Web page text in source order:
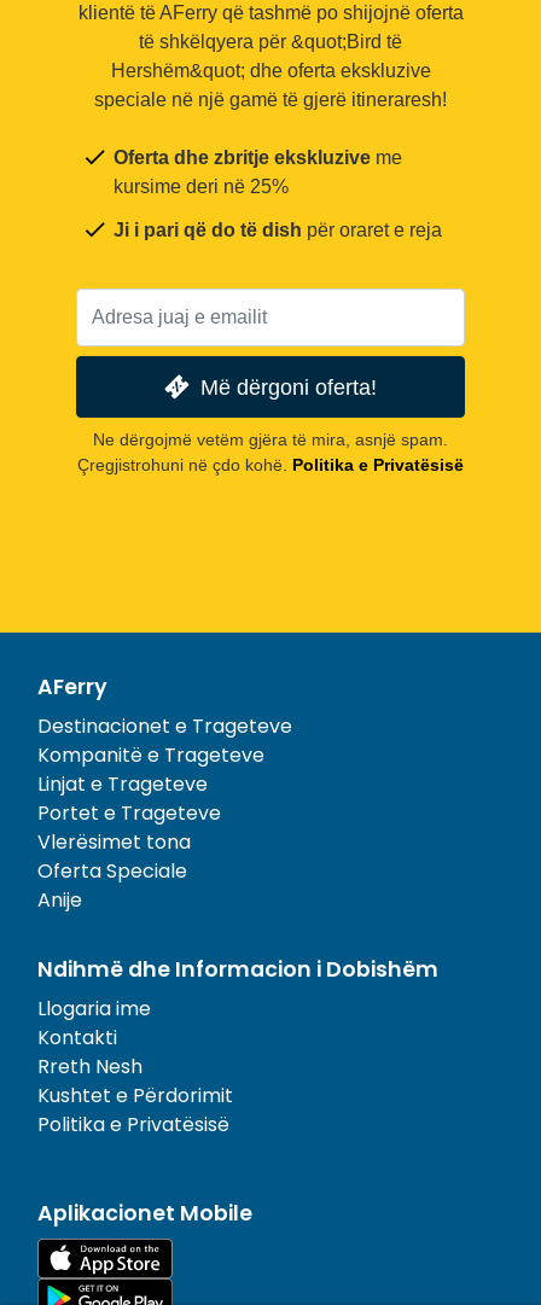
klientë të AFerry që tashmë po shijojnë oferta
të shkëlqyera për &quot;Bird të
Hershëm&quot; dhe oferta ekskluzive
speciale në një gamë të gjerë itineraresh!
Oferta dhe zbritje ekskluzive me
kursime deri në 25%
Ji i pari që do të dish për oraret e reja
Më dërgoni oferta!
Ne dërgojmë vetëm gjëra të mira, asnjë spam.
Çregjistrohuni në çdo kohë. Politika e Privatësisë
AFerry
Destinacionet e Trageteve
Kompanitë e Trageteve
Linjat e Trageteve
Portet e Trageteve
Vlerësimet tona
Oferta Speciale
Anije
Ndihmë dhe Informacion i Dobishëm
Llogaria ime
Kontakti
Rreth Nesh
Kushtet e Përdorimit
Politika e Privatësisë
Aplikacionet Mobile